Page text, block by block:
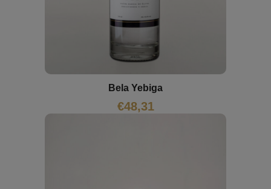
Bela Yebiga
€48,31